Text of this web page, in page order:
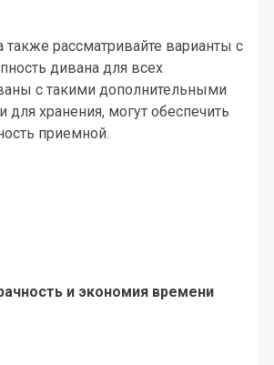
также рассматривайте варианты с
дивана для всех
с такими дополнительными
хранения, могут обеспечить
приемной.
и экономия времени